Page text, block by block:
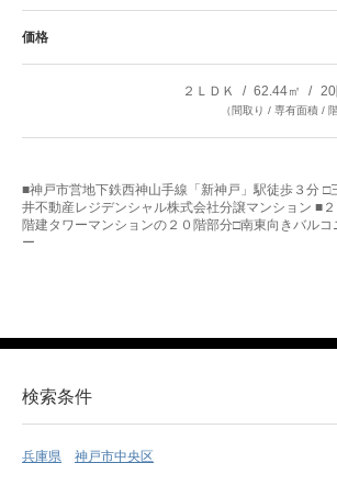
価格
２ＬＤＫ 62.44㎡
（間取り / 専有面積 /
■神戸市営地下鉄西神山手線「新神戸」駅徒歩３分 □
井不動産レジデンシャル株式会社分譲マンション ■２
階建タワーマンションの２０階部分□南東向きバルコ
ー
検索条件
兵庫県 神戸市中央区